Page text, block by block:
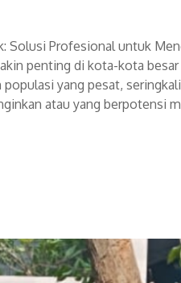
Solusi Profesional untuk
penting di kota-kota
yang pesat,
atau yang berpotensi